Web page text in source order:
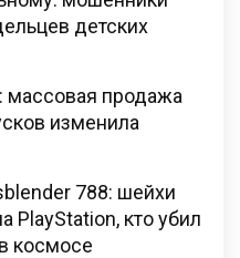
детских
массовая продажа
изменила
788: шейхи
PlayStation, кто убил
космосе